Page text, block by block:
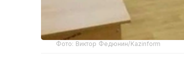
Фото: Виктор Федюнин/Kazinform